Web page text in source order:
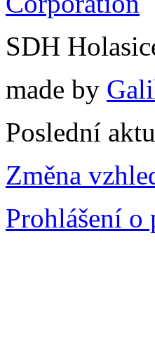
SDH
made by
Poslední
Změna
Prohlášení o